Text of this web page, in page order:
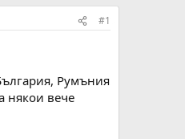
#1
Румъния
някои вече